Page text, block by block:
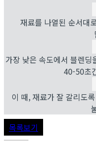
재료를 나열된 순서대
가장 낮은 속도에서 블렌
40-50초
이 때, 재료가 잘 갈리도
목록보기